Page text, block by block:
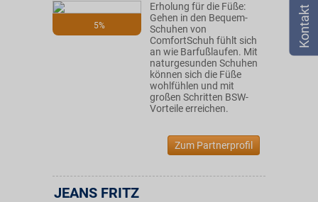
☎ 0800 - 279 25 82
5%
Erholung für die Füße:
Gehen in den Bequem-
Schuhen von
ComfortSchuh fühlt sich
an wie Barfußlaufen. Mit
naturgesunden Schuhen
können sich die Füße
wohlfühlen und mit
großen Schritten BSW-
Vorteile erreichen.
Zum Partnerprofil
JEANS FRITZ